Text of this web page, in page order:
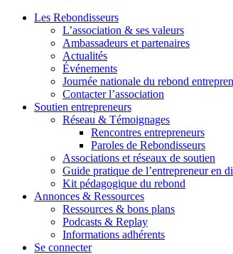
Les Rebondisseurs
L’association & ses valeurs
Ambassadeurs et partenaires
Actualités
Événements
Journée nationale du rebond
Contacter l’association
Soutien entrepreneurs
Réseau & Témoignages
Rencontres entrepreneurs
Paroles de Rebondisseurs
Associations et réseaux de soutien
Guide pratique de l’entrepreneur en
Kit pédagogique du rebond
Annonces & Ressources
Ressources & bons plans
Podcasts & Replay
Informations adhérents
Se connecter